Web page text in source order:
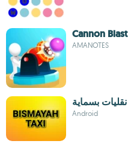
Cannon Blast
AMANOTES
نقليات بسماية
Android